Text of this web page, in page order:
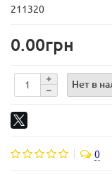
211320
0.00грн
Нет в
0